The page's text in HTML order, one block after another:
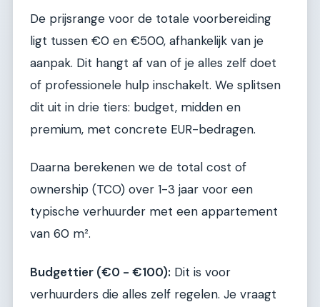
De prijsrange voor de totale voorbereiding
ligt tussen €0 en €500, afhankelijk van je
aanpak. Dit hangt af van of je alles zelf doet
of professionele hulp inschakelt. We splitsen
dit uit in drie tiers: budget, midden en
premium, met concrete EUR-bedragen.
Daarna berekenen we de total cost of
ownership (TCO) over 1-3 jaar voor een
typische verhuurder met een appartement
van 60 m².
Budgettier (€0 - €100): Dit is voor
verhuurders die alles zelf regelen. Je vraagt